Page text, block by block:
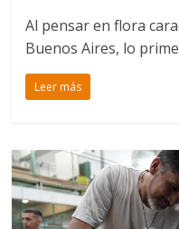
Al pensar en flora
Buenos Aires, lo
Leer más